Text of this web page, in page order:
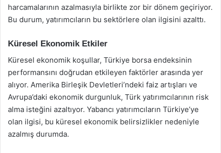
harcamalarının azalmasıyla birlikte zor bir dönem geçiriyor.
Bu durum, yatırımcıların bu sektörlere olan ilgisini azalttı.
Küresel Ekonomik Etkiler
Küresel ekonomik koşullar, Türkiye borsa endeksinin
performansını doğrudan etkileyen faktörler arasında yer
alıyor. Amerika Birleşik Devletleri’ndeki faiz artışları ve
Avrupa’daki ekonomik durgunluk, Türk yatırımcılarının risk
alma isteğini azaltıyor. Yabancı yatırımcıların Türkiye’ye
olan ilgisi, bu küresel ekonomik belirsizlikler nedeniyle
azalmış durumda.